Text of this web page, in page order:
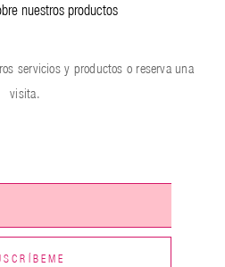
nuestros productos
servicios y productos o reserva una
visita.